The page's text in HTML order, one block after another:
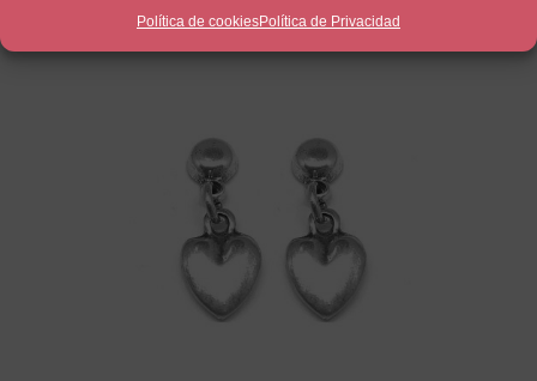
Política de cookiesPolítica de Privacidad